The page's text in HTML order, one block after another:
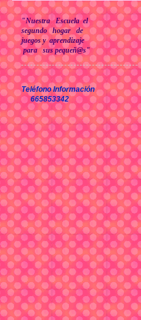
"Nuestra Escuela el
segundo hogar de
juegos y aprendizaje
para sus pequeñ@s"
Teléfono Información
665853342